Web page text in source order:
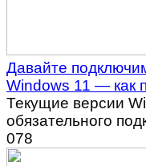
Давайте
Windows 11 — как
Текущие версии
обязательного
078